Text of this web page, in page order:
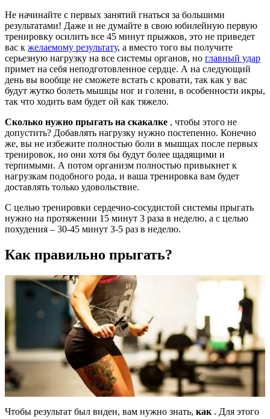
Не начинайте с первых занятий гнаться за большими
результатами! Даже и не думайте в свою юбилейную первую
тренировку осилить все 45 минут прыжков, это не приведет
вас к желаемому результату, а вместо того вы получите
серьезную нагрузку на все системы органов, но главный удар
примет на себя неподготовленное сердце. А на следующий
день вы вообще не сможете встать с кровати, так как у вас
будут жутко болеть мышцы ног и голени, в особенности икры,
так что ходить вам будет ой как тяжело.
Сколько нужно прыгать на скакалке , чтобы этого не
допустить? Добавлять нагрузку нужно постепенно. Конечно
же, вы не избежите полностью боли в мышцах после первых
тренировок, но они хотя бы будут более щадящими и
терпимыми. А потом организм полностью привыкнет к
нагрузкам подобного рода, и ваша тренировка вам будет
доставлять только удовольствие.
С целью тренировки сердечно-сосудистой системы прыгать
нужно на протяжении 15 минут 3 раза в неделю, а с целью
похудения – 30-45 минут 3-5 раз в неделю.
Как правильно прыгать?
Чтобы результат был виден, вам нужно знать, как . Для этого